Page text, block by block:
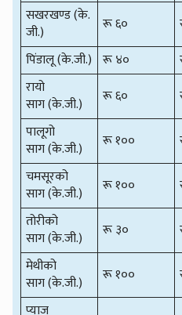
सखरखण्ड (के.
जी.)
रू ६०
पिंडालू (के.जी.) रू ४०
रायो
साग (के.जी.)
रू ६०
पालूगो
साग (के.जी.)
रू १००
चमसूरको
साग (के.जी.)
रू १००
तोरीको
साग (के.जी.)
रू ३०
मेथीको
साग (के.जी.)
रू १००
प्याज